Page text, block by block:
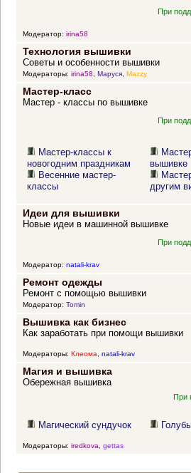
При
Модератор: irina58
Технология вышивки
Советы и особенности вышивки
Модераторы: irina58, Маруся, Mazzy
Мастер-класс
Мастер - классы по вышивке
При
Мастер-классы к
новогодним праздникам
Весенние мастер-
классы
вышивке
другим
Идеи для вышивки
Новые идеи в машинной вышивке
При
Модератор: natali-krav
Ремонт одежды
Ремонт с помощью вышивки
Модератор: Tomin
Вышивка как бизнес
Как заработать при помощи вышивки
Модераторы: Клеома, natali-krav
Магия и вышивка
Обережная вышивка
При
Магический сундучок
Модераторы: iredkova gettas